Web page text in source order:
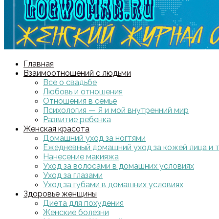
Главная
Взаимоотношений с людьми
Все о свадьбе
Любовь и отношения
Отношения в семье
Психология — Я и мой внутренний мир
Развитие ребенка
Женская красота
Домашний уход за ногтями
Ежедневный домашний уход за кожей лица и
Нанесение макияжа
Уход за волосами в домашних условиях
Уход за глазами
Уход за губами в домашних условиях
Здоровье женщины
Диета для похудения
Женские болезни